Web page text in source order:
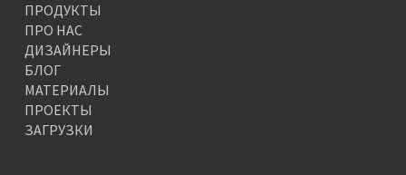
ПРОДУКТЫ
ПРО НАС
ДИЗАЙНЕРЫ
БЛОГ
МАТЕРИАЛЫ
ПРОЕКТЫ
ЗАГРУЗКИ